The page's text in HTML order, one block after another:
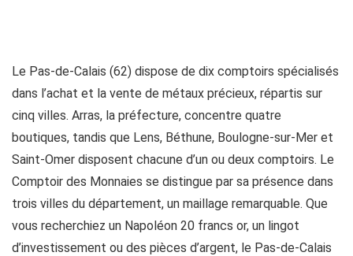
Le Pas-de-Calais (62) dispose de dix comptoirs spécialisés
dans l’achat et la vente de métaux précieux, répartis sur
cinq villes. Arras, la préfecture, concentre quatre
boutiques, tandis que Lens, Béthune, Boulogne-sur-Mer et
Saint-Omer disposent chacune d’un ou deux comptoirs. Le
Comptoir des Monnaies se distingue par sa présence dans
trois villes du département, un maillage remarquable. Que
vous recherchiez un Napoléon 20 francs or, un lingot
d’investissement ou des pièces d’argent, le Pas-de-Calais